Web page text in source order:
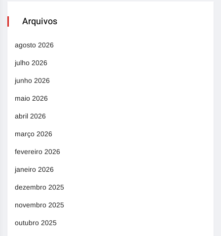
Arquivos
agosto 2026
julho 2026
junho 2026
maio 2026
abril 2026
março 2026
fevereiro 2026
janeiro 2026
dezembro 2025
novembro 2025
outubro 2025